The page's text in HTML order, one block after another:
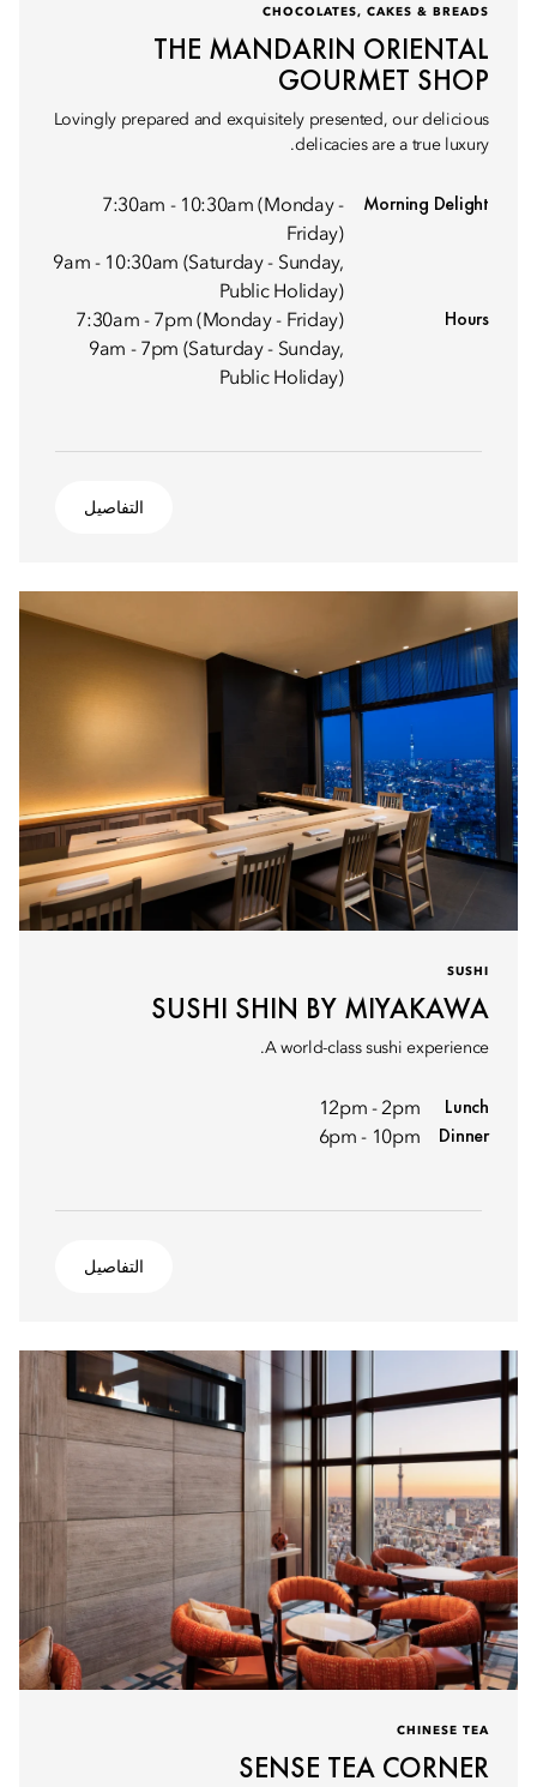
CHOCOLATES, CAKES & BREADS
THE MANDARIN ORIENTAL
GOURMET SHOP
Lovingly prepared and exquisitely presented, our delicious
delicacies are a true luxury.
Morning Delight
7:30am - 10:30am (Monday -
Friday)
9am - 10:30am (Saturday - Sunday,
Public Holiday)
Hours
7:30am - 7pm (Monday - Friday)
9am - 7pm (Saturday - Sunday,
Public Holiday)
التفاصيل
SUSHI
SUSHI SHIN BY MIYAKAWA
A world-class sushi experience.
Lunch
12pm - 2pm
Dinner
6pm - 10pm
التفاصيل
CHINESE TEA
SENSE TEA CORNER